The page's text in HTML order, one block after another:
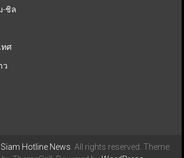
-ชิล
ทศ
ว
Siam Hotline News . All rights reserved. Theme: